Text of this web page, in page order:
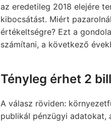
az eredetileg 2018 elejére
kibocsátást. Miért
értékeltségre? Ezt a
számítani, a következő
Tényleg érhet 2
A válasz röviden:
publikál pénzügyi adatokat,